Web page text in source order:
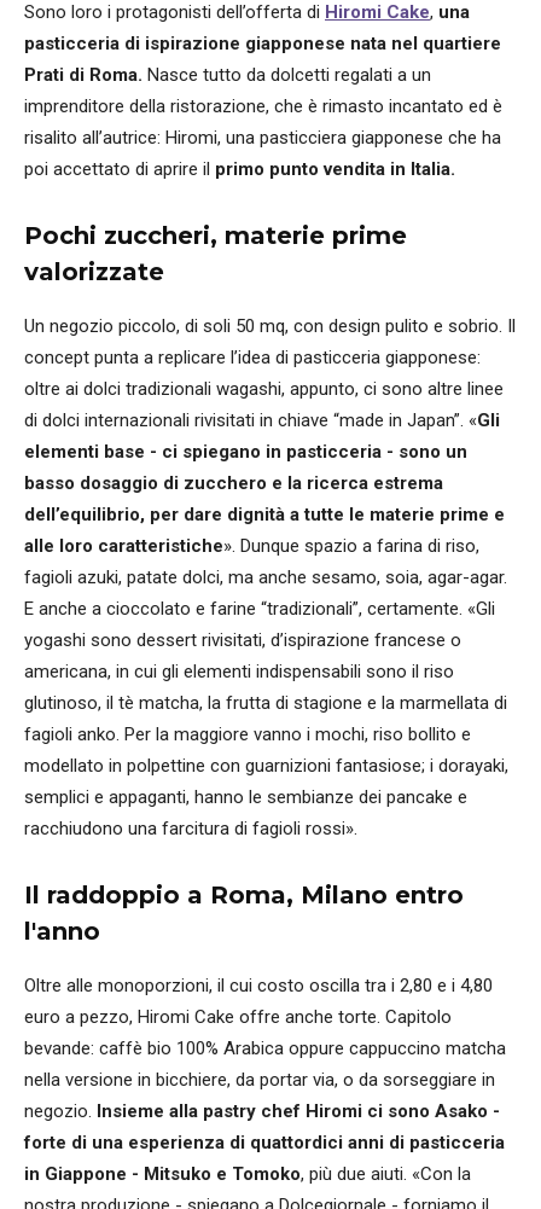
Sono loro i protagonisti dell’offerta di Hiromi Cake, una
pasticceria di ispirazione giapponese nata nel quartiere
Prati di Roma. Nasce tutto da dolcetti regalati a un
imprenditore della ristorazione, che è rimasto incantato ed è
risalito all’autrice: Hiromi, una pasticciera giapponese che ha
poi accettato di aprire il primo punto vendita in Italia.
Pochi zuccheri, materie prime
valorizzate
Un negozio piccolo, di soli 50 mq, con design pulito e sobrio. Il
concept punta a replicare l’idea di pasticceria giapponese:
oltre ai dolci tradizionali wagashi, appunto, ci sono altre linee
di dolci internazionali rivisitati in chiave “made in Japan”. «Gli
elementi base - ci spiegano in pasticceria - sono un
basso dosaggio di zucchero e la ricerca estrema
dell’equilibrio, per dare dignità a tutte le materie prime e
alle loro caratteristiche». Dunque spazio a farina di riso,
fagioli azuki, patate dolci, ma anche sesamo, soia, agar-agar.
E anche a cioccolato e farine “tradizionali”, certamente. «Gli
yogashi sono dessert rivisitati, d’ispirazione francese o
americana, in cui gli elementi indispensabili sono il riso
glutinoso, il tè matcha, la frutta di stagione e la marmellata di
fagioli anko. Per la maggiore vanno i mochi, riso bollito e
modellato in polpettine con guarnizioni fantasiose; i dorayaki,
semplici e appaganti, hanno le sembianze dei pancake e
racchiudono una farcitura di fagioli rossi».
Il raddoppio a Roma, Milano entro
l'anno
Oltre alle monoporzioni, il cui costo oscilla tra i 2,80 e i 4,80
euro a pezzo, Hiromi Cake offre anche torte. Capitolo
bevande: caffè bio 100% Arabica oppure cappuccino matcha
nella versione in bicchiere, da portar via, o da sorseggiare in
negozio. Insieme alla pastry chef Hiromi ci sono Asako -
forte di una esperienza di quattordici anni di pasticceria
in Giappone - Mitsuko e Tomoko, più due aiuti. «Con la